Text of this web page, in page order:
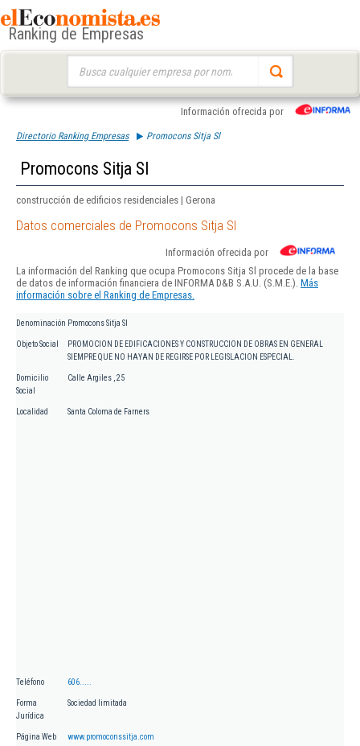
Ranking de Empresas
Información ofrecida por
Directorio Ranking Empresas Promocons Sitja Sl
Promocons Sitja Sl
construcción de edificios residenciales | Gerona
Datos comerciales de Promocons Sitja Sl
Información ofrecida por
La información del Ranking que ocupa Promocons Sitja Sl procede de la base
de datos de información financiera de INFORMA D&B S.A.U. (S.M.E.). Más
información sobre el Ranking de Empresas.
Denominación Promocons Sitja Sl
Objeto Social
PROMOCION DE EDIFICACIONES Y CONSTRUCCION DE OBRAS EN GENERAL
SIEMPRE QUE NO HAYAN DE REGIRSE POR LEGISLACION ESPECIAL.
Domicilio
Social
Calle Argiles , 25
Localidad Santa Coloma de Farners
Teléfono 606.....
Forma
Jurídica
Sociedad limitada
Página Web www.promoconssitja.com